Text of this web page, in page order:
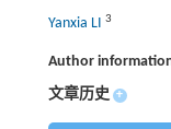
Yanxia LI 3
Author
文章历史 +